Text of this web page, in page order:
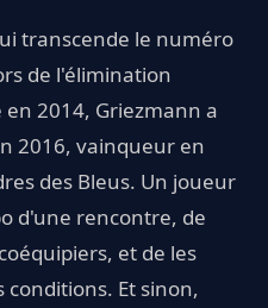
transcende le numéro
de l'élimination
2014, Griezmann a
2016, vainqueur en
des Bleus. Un joueur
d'une rencontre, de
et de les
conditions. Et sinon,